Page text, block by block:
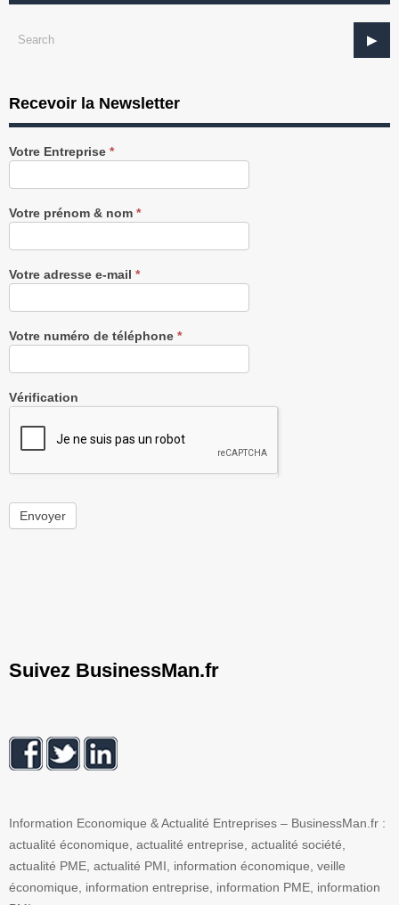
Recevoir la Newsletter
Recevez
notre
gratuitement
Votre Entreprise *
Votre prénom & nom *
Votre adresse e-mail *
Votre numéro de téléphone *
Vérification
Envoyer
Suivez BusinessMan.fr
Information Economique & Actualité Entreprises – BusinessMan.fr :
actualité économique, actualité entreprise, actualité société,
actualité PME, actualité PMI, information économique, veille
économique, information entreprise, information PME, information